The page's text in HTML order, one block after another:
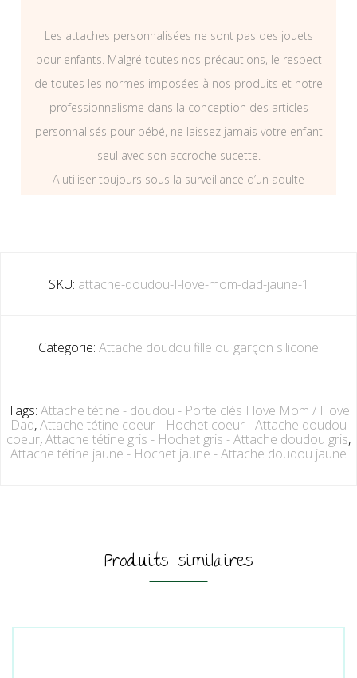
Les attaches personnalisées ne sont pas des jouets
pour enfants. Malgré toutes nos précautions, le respect
de toutes les normes imposées à nos produits et notre
professionnalisme dans la conception des articles
personnalisés pour bébé, ne laissez jamais votre enfant
seul avec son accroche sucette.
A utiliser toujours sous la surveillance d’un adulte
SKU: attache-doudou-I-love-mom-dad-jaune-1
Categorie: Attache doudou fille ou garçon silicone
Tags: Attache tétine - doudou - Porte clés I love Mom / I love
Dad,Attache tétine coeur - Hochet coeur - Attache doudou
coeur,Attache tétine gris - Hochet gris - Attache doudou gris,
Attache tétine jaune - Hochet jaune - Attache doudou jaune
Produits similaires